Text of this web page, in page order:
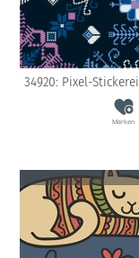
34920: Pixel-Stickerei
Merken